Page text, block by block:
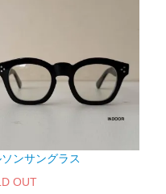
ンサングラス
OUT